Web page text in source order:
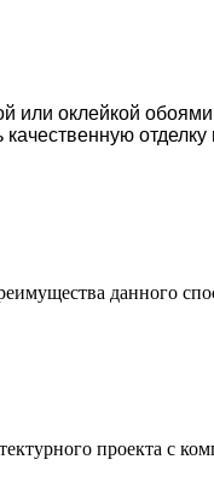
или оклейкой
данного
проекта с